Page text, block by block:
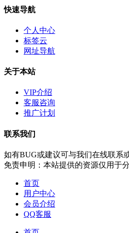
快速导航
个人中心
标签云
网址导航
关于本站
VIP介绍
客服咨询
推广计划
联系我们
如有BUG或建议可与我们在线联系
免责申明：本站提供的资源仅用于
首页
用户中心
会员介绍
QQ客服